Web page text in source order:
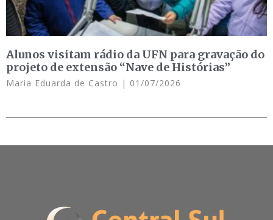
Alunos visitam rádio da UFN para gravação do
projeto de extensão “Nave de Histórias”
Maria Eduarda de Castro 01/07/2026